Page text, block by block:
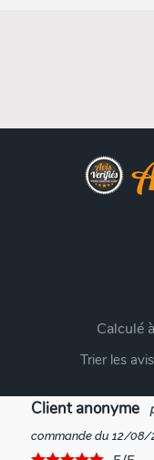
Calculé
Trier les
Client anonyme
commande du 12/08/